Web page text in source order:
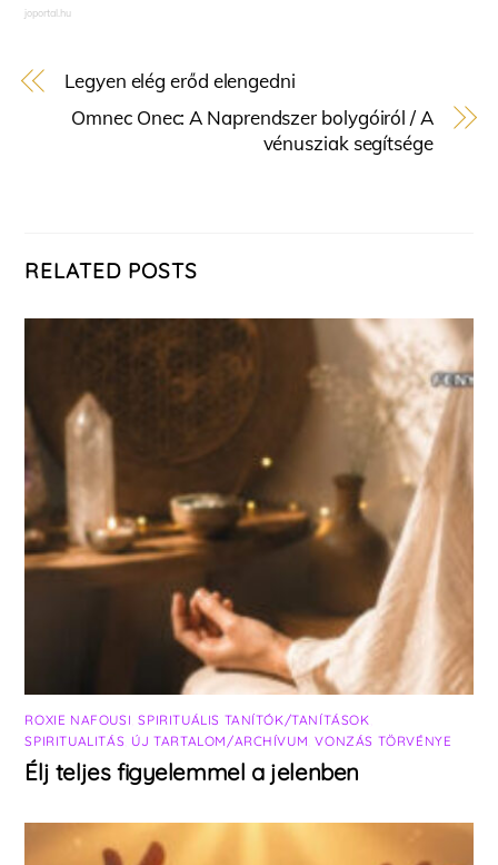
joportal.hu
Legyen elég erőd elengedni
Omnec Onec: A Naprendszer bolygóiról / A
vénusziak segítsége
RELATED POSTS
ROXIE NAFOUSI ,SPIRITUÁLIS TANÍTÓK/TANÍTÁSOK
SPIRITUALITÁS ÚJ TARTALOM/ARCHÍVUM ,VONZÁS TÖRVÉNYE
Élj teljes figyelemmel a jelenben